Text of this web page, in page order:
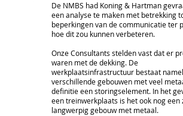
De NMBS had Koning & Hartman
een analyse te maken met betrekking
beperkingen van de communicatie ter
hoe dit zou kunnen verbeteren.
Onze Consultants stelden vast dat er
waren met de dekking. De
werkplaatsinfrastructuur bestaat
verschillende gebouwen met veel
definitie een storingselement. In het
een treinwerkplaats is het ook nog een
langwerpig gebouw met metaal.